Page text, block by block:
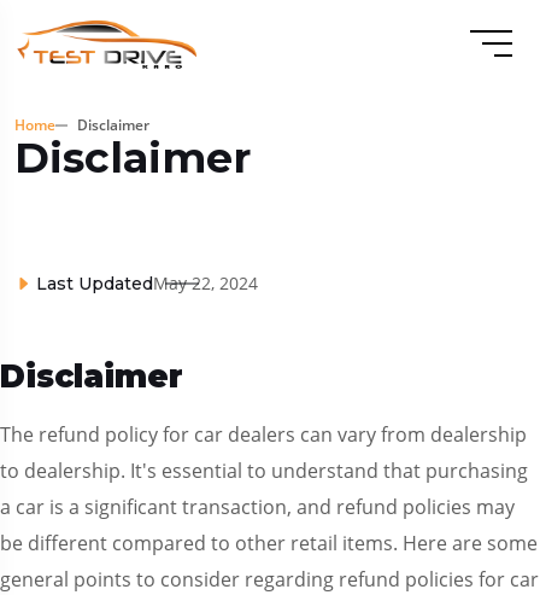
Home Disclaimer
Disclaimer
Last UpdatedMay 22, 2024
Disclaimer
The refund policy for car dealers can vary from dealership
to dealership. It's essential to understand that purchasing
a car is a significant transaction, and refund policies may
be different compared to other retail items. Here are some
general points to consider regarding refund policies for car